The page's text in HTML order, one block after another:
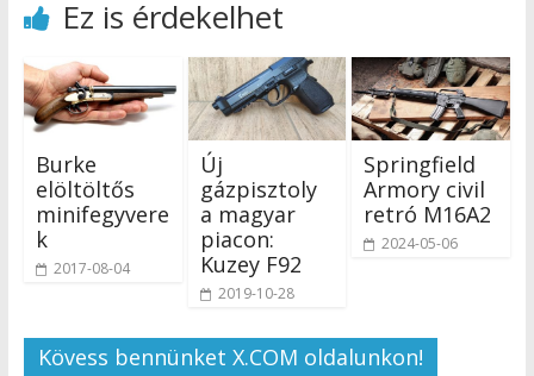
Ez is érdekelhet
Burke
elöltöltős
minifegyvere
k
2017-08-04
Új
gázpisztoly
a magyar
piacon:
Kuzey F92
2019-10-28
Springfield
Armory civil
retró M16A2
2024-05-06
Kövess bennünket X.COM oldalunkon!